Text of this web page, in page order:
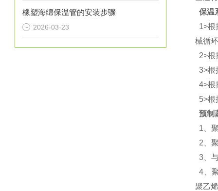
橡塑海绵保温管的安装步骤
2026-03-23
保温
1>根
械循
2>根
3>根
4>根
5>根
预制
1、
2、
3、
4、
聚乙